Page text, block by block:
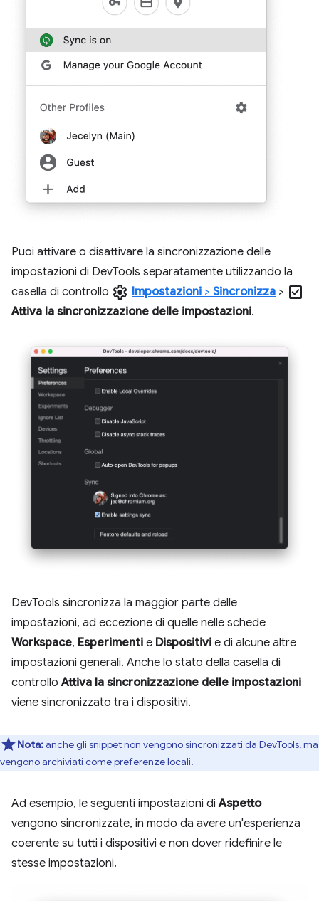
Puoi attivare o disattivare la sincronizzazione delle
impostazioni di DevTools separatamente utilizzando la
casella di controllo settings Impostazioni > Sincronizza > check_box
Attiva la sincronizzazione delle impostazioni.
DevTools sincronizza la maggior parte delle
impostazioni, ad eccezione di quelle nelle schede
Workspace, Esperimenti e Dispositivi e di alcune altre
impostazioni generali. Anche lo stato della casella di
controlloAttiva la sincronizzazione delle impostazioni
viene sincronizzato tra i dispositivi.
Nota:anche gli snippetnon vengono sincronizzati da DevTools, ma
vengono archiviati come preferenze locali.
Ad esempio, le seguenti impostazioni diAspetto
vengono sincronizzate, in modo da avere un'esperienza
coerente su tutti i dispositivi e non dover ridefinire le
stesse impostazioni.